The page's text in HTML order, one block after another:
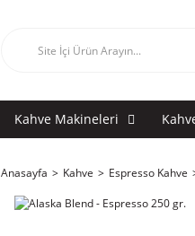
Kahve Makineleri
Anasayfa Kahve Espresso Kahve